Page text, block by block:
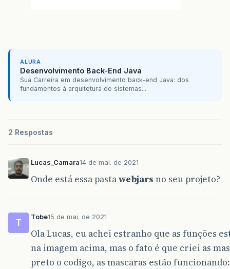
ALURA
Desenvolvimento Back-End Java
Sua Carreira em desenvolvimento back-end Java: dos
fundamentos à arquitetura de sistemas...
2 Respostas
Lucas_Camara14 de mai. de 2021
Onde está essa pastawebjars no seu projeto?
T
Tobe15 de mai. de 2021
Ola Lucas, eu achei estranho que as funções
na imagem acima, mas o fato é que criei as
preto o codigo, as mascaras estão